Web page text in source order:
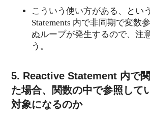
こういう使い方がある、とい
Statements 内で非同期で変数
ぬループが発生するので、注
う。
5. Reactive Statement 内で
た場合、関数の中で参照して
対象になるのか